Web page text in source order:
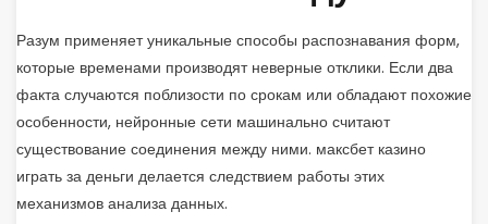
Разум применяет уникальные способы распознавания форм,
которые временами производят неверные отклики. Если два
факта случаются поблизости по срокам или обладают похожие
особенности, нейронные сети машинально считают
существование соединения между ними. максбет казино
играть за деньги делается следствием работы этих
механизмов анализа данных.